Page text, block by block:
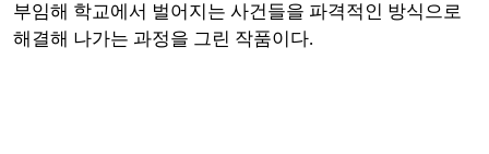
부임해 학교에서 벌어지는 사건들을 파격적인 방식으로
해결해 나가는 과정을 그린 작품이다.